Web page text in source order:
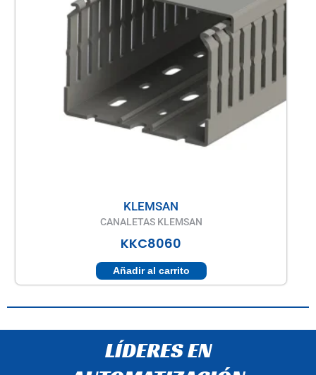
KLEMSAN
CANALETAS KLEMSAN
KKC8060
Añadir al carrito
LÍDERES EN